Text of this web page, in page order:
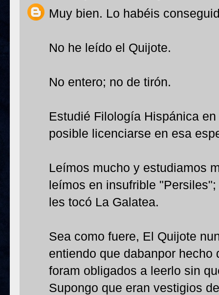
Muy bien. Lo habéis
No he leído el Quijote.
No entero; no de tirón.
Estudié Filología Hispánica
posible licenciarse en esa
Leímos mucho y estudiamos
leímos en insufrible
les tocó La Galatea.
Sea como fuere, El Quijote
entiendo que dabanpor hecho
foram obligados a leerlo sin
Supongo que eran vestigios